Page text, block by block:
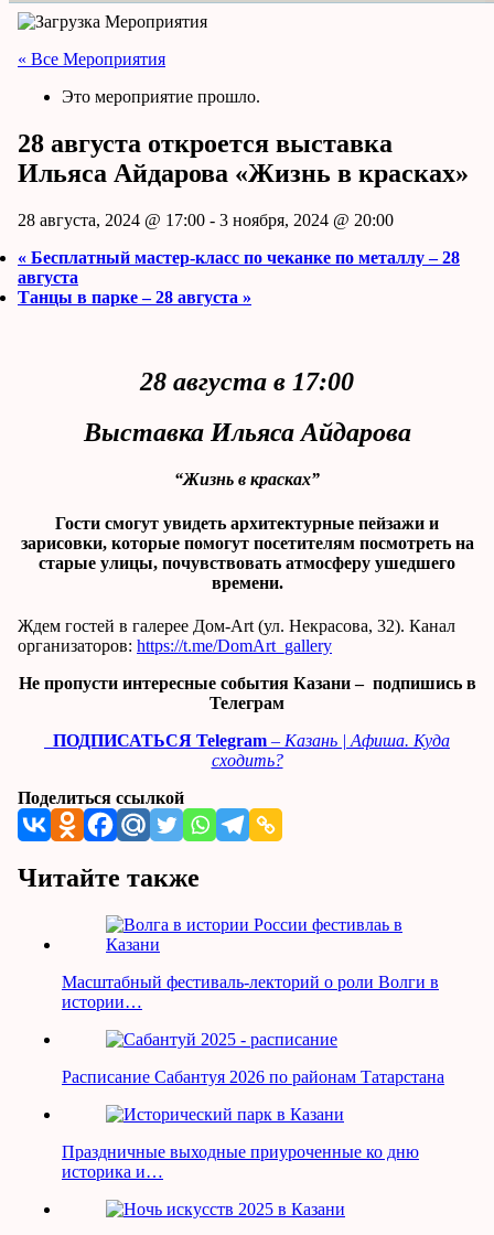
« Все Мероприятия
Это мероприятие прошло.
28 августа откроется выставка
Ильяса Айдарова «Жизнь в красках»
28 августа, 2024 @ 17:00 - 3 ноября, 2024 @ 20:00
« Бесплатный мастер-класс по чеканке по металлу – 28
августа
Танцы в парке – 28 августа »
28 августа в 17:00
Выставка Ильяса Айдарова
“Жизнь в красках”
Гости смогут увидеть архитектурные пейзажи и
зарисовки, которые помогут посетителям посмотреть на
старые улицы, почувствовать атмосферу ушедшего
времени.
Ждем гостей в галерее Дом-Аrt (ул. Некрасова, 32). Канал
организаторов: https://t.me/DomArt_gallery
Не пропусти интересные события Казани – подпишись в
Телеграм
ПОДПИСАТЬСЯ Telegram – Казань | Афиша. Куда
сходить?
Поделиться ссылкой
Читайте также
Масштабный фестиваль-лекторий о роли Волги в
истории…
Расписание Сабантуя 2026 по районам Татарстана
Праздничные выходные приуроченные ко дню
историка и…